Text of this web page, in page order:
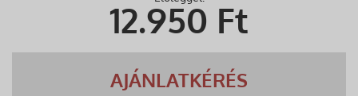
12.950 Ft
AJÁNLATKÉRÉS